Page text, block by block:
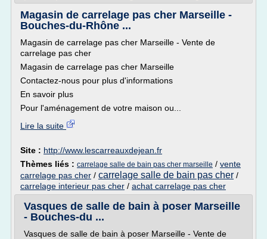
Magasin de carrelage pas cher Marseille -
Bouches-du-Rhône ...
Magasin de carrelage pas cher Marseille - Vente de
carrelage pas cher
Magasin de carrelage pas cher Marseille
Contactez-nous pour plus d'informations
En savoir plus
Pour l'aménagement de votre maison ou...
Lire la suite
Site : http://www.lescarreauxdejean.fr
Thèmes liés : carrelage salle de bain pas cher marseille / vente
carrelage pas cher / carrelage salle de bain pas cher /
carrelage interieur pas cher / achat carrelage pas cher
Vasques de salle de bain à poser Marseille
- Bouches-du ...
Vasques de salle de bain à poser Marseille - Vente de